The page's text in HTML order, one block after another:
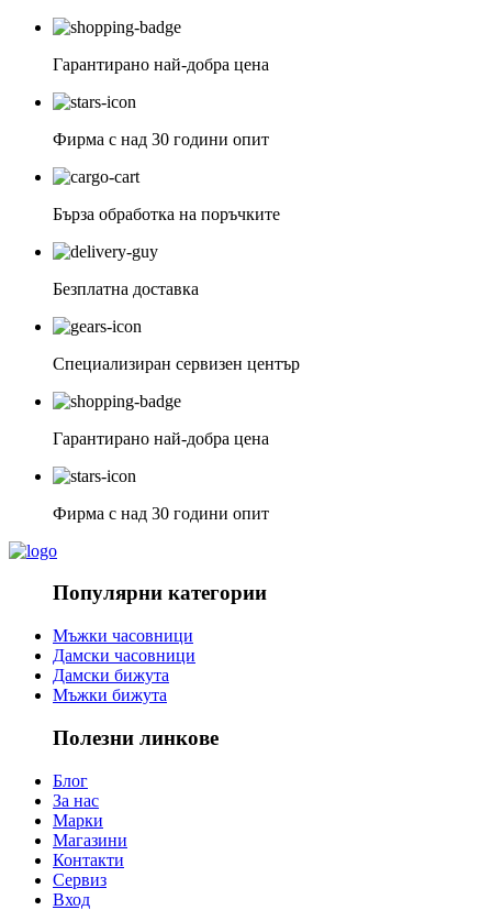
Гарантирано най-добра цена
Фирма с над 30 години опит
Бърза обработка на поръчките
Безплатна доставка
Специализиран сервизен център
Гарантирано най-добра цена
Фирма с над 30 години опит
Популярни категории
Мъжки часовници
Дамски часовници
Дамски бижута
Мъжки бижута
Полезни линкове
Блог
За нас
Марки
Магазини
Контакти
Сервиз
Вход